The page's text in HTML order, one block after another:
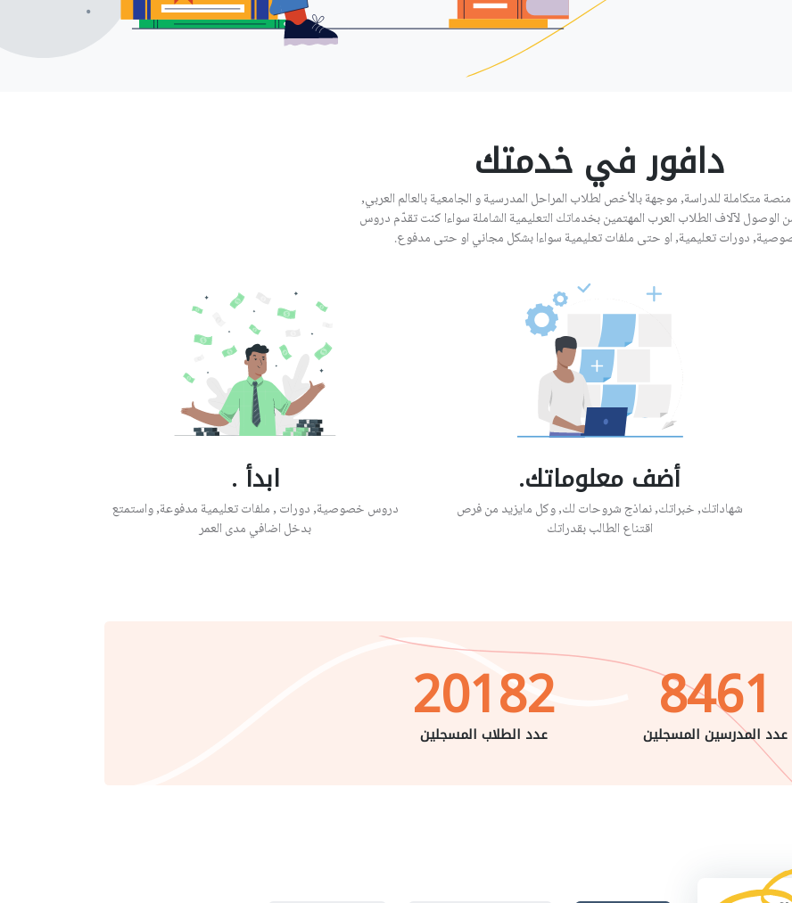
دافور في خدمتك
متكاملة للدراسة, موجهة بالأخص لطلاب المراحل المدرسية و الجامعية بالعالم العربي,
لآلاف الطلاب العرب المهتمين بخدماتك التعليمية الشاملة سواءا كنت تقدّم دروس
دورات تعليمية, او حتى ملفات تعليمية سواءا بشكل مجاني او حتى مدفوع.
أضف معلوماتك.
شهاداتك, خبراتك, نماذج شروحات لك, وكل مايزيد من فرص
اقتناع الطالب بقدراتك
ابدأ .
دروس خصوصية, دورات , ملفات تعليمية مدفوعة, واستمتع
بدخل اضافي مدى العمر
8461
عدد المدرسين المسجلين 20182
عدد الطلاب المسجلين